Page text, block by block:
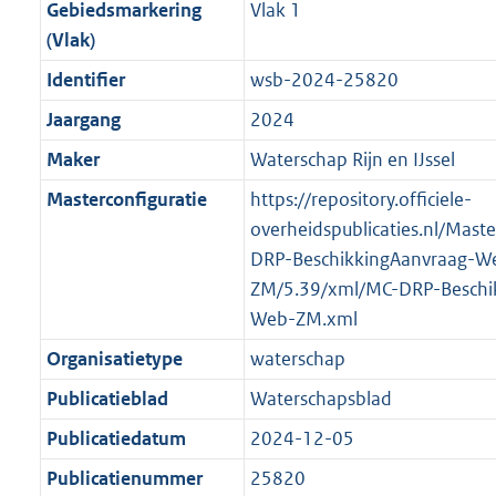
f
o
m
a
a
b
n
f
r
m
a
b
i
n
o
r
m
b
e
i
f
o
r
m
5
o
o
t
t
e
:
2
K
b
o
o
t
e
:
2
K
b
Gebiedsmarkering
(Vlak)
Vlak 1
Identifier
wsb-2024-25820
Jaargang
2024
Maker
Waterschap Rijn en IJssel
Masterconfiguratie
https://repository.officiele-
overheidspublicaties.nl/
DRP-BeschikkingAanvraag-
ZM/5.39/xml/MC-DRP-
Web-ZM.xml
Organisatietype
waterschap
Publicatieblad
Waterschapsblad
Publicatiedatum
2024-12-05
Publicatienummer
25820